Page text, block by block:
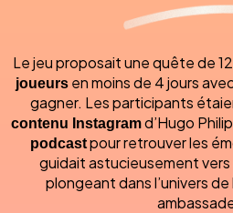
Le jeu proposait une quête de
joueursen moins de 4 jours
gagner. Les participants
contenu Instagramd’Hugo
podcastpour retrouver les
guidait astucieusement
plongeant dans l’univers